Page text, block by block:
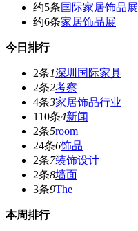
约5条国际家居饰品展
约6条家居饰品展
今日排行
2条1深圳国际家具
2条2考察
4条3家居饰品行业
110条4新闻
2条5room
24条6饰品
2条7装饰设计
2条8墙面
3条9The
本周排行